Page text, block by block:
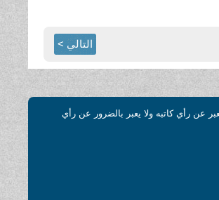
التالي >
عن رأي كاتبه ولا يعبر بالضرور عن رأي